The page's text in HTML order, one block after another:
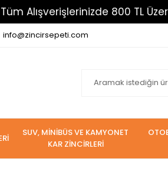
800 TL Üzeri
info@zincirsepeti.com
SUV, MİNİBÜS VE KAMYONET
KAR ZİNCİRLERİ